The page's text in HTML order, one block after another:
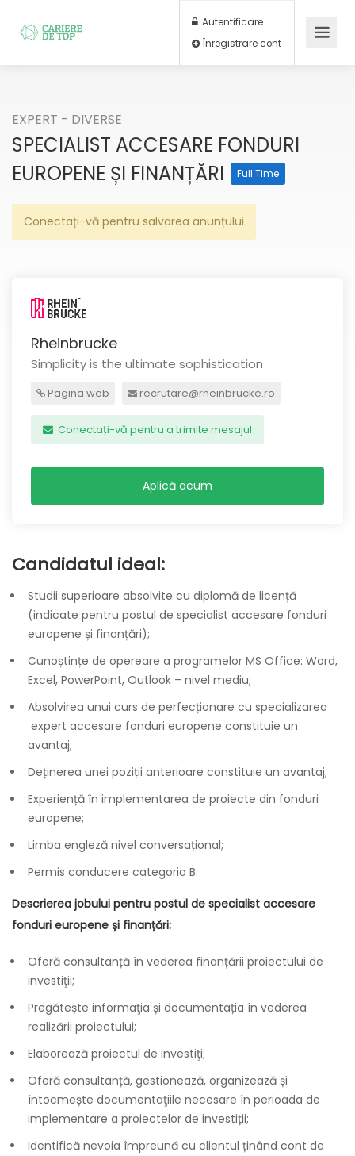
Autentificare
Înregistrare cont
EXPERT - DIVERSE
SPECIALIST ACCESARE FONDURI
EUROPENE ȘI FINANȚĂRI
Full Time
Conectați-vă pentru salvarea anunțului
Rheinbrucke
Simplicity is the ultimate sophistication
Pagina web recrutare@rheinbrucke.ro
Conectați-vă pentru a trimite mesajul
Aplică acum
Candidatul ideal:
Studii superioare absolvite cu diplomă de licență
(indicate pentru postul de specialist accesare fonduri
europene și finanțări);
Cunoștințe de opereare a programelor MS Office: Word,
Excel, PowerPoint, Outlook – nivel mediu;
Absolvirea unui curs de perfecționare cu specializarea
expert accesare fonduri europene constituie un
avantaj;
Deținerea unei poziții anterioare constituie un avantaj;
Experiență în implementarea de proiecte din fonduri
europene;
Limba engleză nivel conversațional;
Permis conducere categoria B.
Descrierea jobului pentru postul de specialist accesare
fonduri europene și finanțări:
Oferă consultanță în vederea finanțării proiectului de
investiţii;
Pregătește informaţia și documentația în vederea
realizării proiectului;
Elaborează proiectul de investiţi;
Oferă consultanță, gestionează, organizează și
întocmește documentaţiile necesare în perioada de
implementare a proiectelor de investiții;
Identifică nevoia împreună cu clientul ținând cont de